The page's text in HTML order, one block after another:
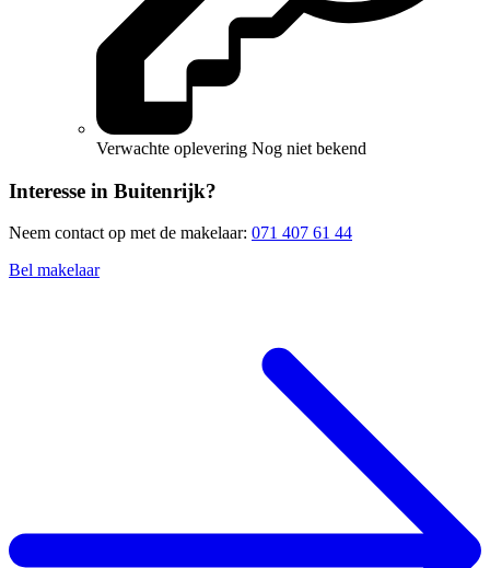
Verwachte oplevering Nog niet bekend
Interesse in Buitenrijk?
Neem contact op met de makelaar: 071 407 61 44
Bel makelaar